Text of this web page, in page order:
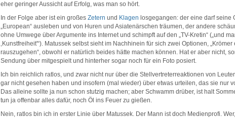
eher geringer Aussicht auf Erfolg, was man so hört.
In der Folge aber ist ein großes Zetern und Klagen losgegangen: der eine darf seine
„European“ ausleben und von Huren und Asiatenärschen träumen, der andere
ohne Umwege über Argumente ins Internet und schimpft auf den „TV-Kretin“ („und
‚Kunstfreiheit'“). Matussek selbst sieht im Nachhinein für sich zwei Optionen,
rauszugehen“, obwohl er natürlich beides hätte machen können. Hat er aber nicht,
Sendung über mitgespielt und hinterher sogar noch für ein Foto posiert.
Ich bin reichlich ratlos, und zwar nicht nur über die Stellvertreterreaktionen von
gar nicht gesehen haben und insofern (mal wieder) über etwas urteilen, das sie nur
Das alleine sollte ja nun schon stutzig machen; aber Schwamm drüber, ist halt
tun ja offenbar alles dafür, noch Öl ins Feuer zu gießen.
Nein, ratlos bin ich in erster Linie über Matussek. Der Mann ist doch Medienprofi.